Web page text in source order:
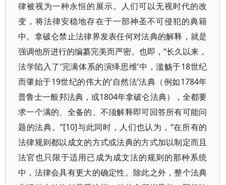
律被视为一种永恒的展示。人们可以无视时代的改
变，将法律安稳地存在于一部神圣不可侵犯的典籍
中。拿破仑禁止法律界发表任何对法典的解释，就是
强调他所进行的编纂完美而严密。也即，“长久以来，
法学陷入了‘完满体系的演绎思维’中，滥觞于18世纪
而肇始于19世纪的伟大的‘自然法’法典（例如1784年
普鲁士一般邦法典，或1804年拿破仑法典），全都要
求一个满的、全备的、不须解释即可回答所有可能问
题的法典。”[10]与此同时，人们也认为，“在所有的
法律规则都以成文的方式或法典的方式加以制定而且
法官也只限于适用已成为成文法的规则的那种系统
中，法律会具有更大的确定性。除此之外，整个法典